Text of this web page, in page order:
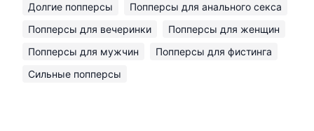
Долгие попперсы
Попперсы для анального секса
Попперсы для вечеринки
Попперсы для женщин
Попперсы для мужчин
Попперсы для фистинга
Сильные попперсы